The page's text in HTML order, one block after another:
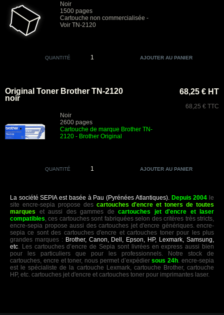
Noir
1500 pages
Cartouche non commercialisée -
Voir TN-2120
QUANTITÉ
Original Toner Brother TN-2120
noir
Noir
2600 pages
Cartouche de marque Brother TN-
2120 - Brother Original
68,25 € HT
68,25 € TTC
QUANTITÉ
La société SEPIA est basée à Pau (Pyrénées Atlantiques). Depuis 2004 le
site encre-sepia propose des cartouches d'encre et toners de toutes
marques et aussi des gammes de cartouches jet d'encre et laser
compatibles, ces cartouches sont fabriquées selon des critères très stricts,
encre-sepia propose aussi des cartouches jet d'encre génériques. encre-
sepia ce sont des cartouches d'encre et cartouches toner pour les plus
grandes marques : Brother, Canon, Dell, Epson, HP, Lexmark, Samsung,
etc. Les cartouches d’encre de Sepia sont livrées en express aussi bien
pour les particuliers que pour les professionnels. Notre stock de
cartouches, encre et toner, nous permet d’expédiersous 24h. encre-sepia
est le spécialiste de la cartouche Lexmark, cartouche Brother, cartouche
HP, etc. cartouches jet d'encre et cartouches toner pour imprimantes laser.